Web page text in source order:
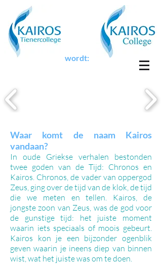
wordt:
Waar komt de naam Kairos
vandaan?
In oude Griekse verhalen bestonden
twee goden van de Tijd: Chronos en
Kairos. Chronos, de vader van oppergod
Zeus, ging over de tijd van de klok, de tijd
die we meten en tellen. Kairos, de
jongste zoon van Zeus, was de god voor
de gunstige tijd: het juiste moment
waarin iets speciaals of moois gebeurt.
Kairos kon je een bijzonder ogenblik
geven waarin je ineens diep van binnen
wist, wat het juiste was om te doen.